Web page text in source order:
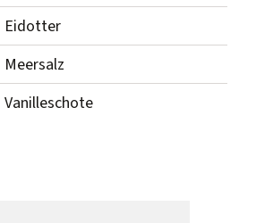
Eidotter
Meersalz
Vanilleschote